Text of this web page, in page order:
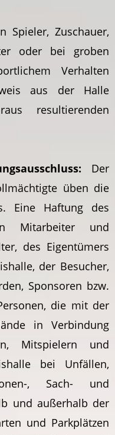
Spieler, Zuschauer,
oder bei groben
Verhalten
aus der Halle
resultierenden
Der
üben die
Eine Haftung des
Mitarbeiter und
des Eigentümers
der Besucher,
Sponsoren bzw.
die mit der
in Verbindung
Mitspielern und
bei Unfällen,
, Sach- und
und außerhalb der
und Parkplätzen